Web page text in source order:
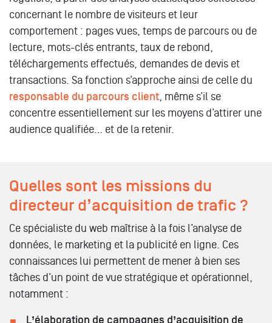
concernant le nombre de visiteurs et leur
comportement : pages vues, temps de parcours ou de
lecture, mots-clés entrants, taux de rebond,
téléchargements effectués, demandes de devis et
transactions. Sa fonction s’approche ainsi de celle du
responsable du parcours client , même s’il se
concentre essentiellement sur les moyens d’attirer une
audience qualifiée… et de la retenir.
Quelles sont les missions du
directeur d’acquisition de trafic ?
Ce spécialiste du web maîtrise à la fois l’analyse de
données, le marketing et la publicité en ligne. Ces
connaissances lui permettent de mener à bien ses
tâches d’un point de vue stratégique et opérationnel,
notamment :
L’élaboration de campagnes d’acquisition de